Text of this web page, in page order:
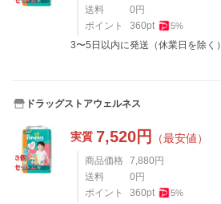
送料
0 円
ポイント
360pt 5%
3〜5日以内に発送（休業日を除く）
ドラッグストアウェルネス
実質 7,520円 （最安値）
商品価格 7,880 円
送料
0 円
ポイント
360pt 5%